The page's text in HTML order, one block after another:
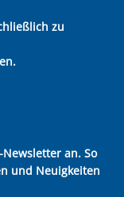
zu
an. So
und Neuigkeiten